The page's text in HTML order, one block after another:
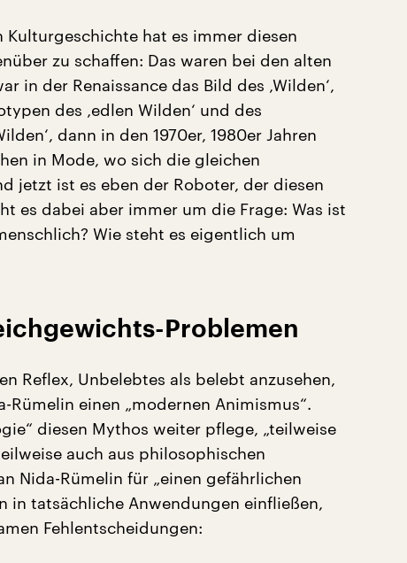
Kulturgeschichte hat es immer diesen
zu schaffen: Das waren bei den alten
in der Renaissance das Bild des ‚Wilden‘,
des ‚edlen Wilden‘ und des
dann in den 1970er, 1980er Jahren
in Mode, wo sich die gleichen
jetzt ist es eben der Roboter, der diesen
es dabei aber immer um die Frage: Was ist
Wie steht es eigentlich um
Problemen
Reflex, Unbelebtes als belebt anzusehen,
Rümelin einen „modernen Animismus“.
diesen Mythos weiter pflege, „teilweise
auch aus philosophischen
Nida-Rümelin für „einen gefährlichen
in tatsächliche Anwendungen einfließen,
Fehlentscheidungen: